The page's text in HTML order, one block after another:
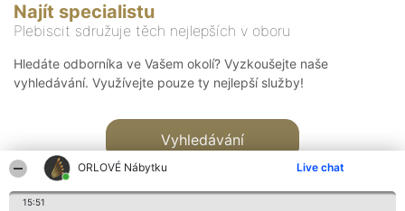
ORLOVÉ Nábytku Live chat
15:51
Najít specialistu
Plebiscit sdružuje těch nejlepších v oboru
Hledáte odborníka ve Vašem okolí? Vyzkoušejte naše
vyhledávání. Využívejte pouze ty nejlepší služby!
Vyhledávání